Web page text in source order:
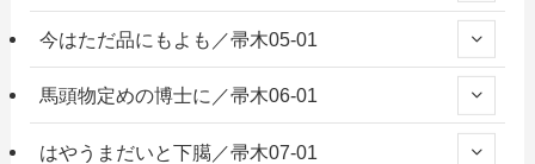
今はただ品にもよも／帚木05-01
馬頭物定めの博士に／帚木06-01
はやうまだいと下臈／帚木07-01